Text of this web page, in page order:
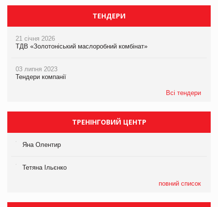
ТЕНДЕРИ
21 січня 2026
ТДВ «Золотоніський маслоробний комбінат»
03 липня 2023
Тендери компанії
Всі тендери
ТРЕНІНГОВИЙ ЦЕНТР
Яна Олентир
Тетяна Ільєнко
повний список